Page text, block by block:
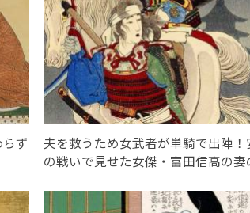
ず
夫を救うため女武者が単騎で出陣！
の戦いで見せた女傑・富田信高の妻